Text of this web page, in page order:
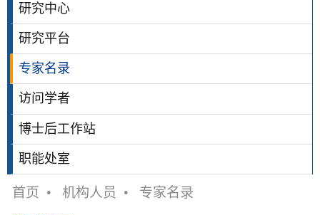
研究中心
研究平台
专家名录
访问学者
博士后工作站
职能处室
首页 • 机构人员 • 专家名录